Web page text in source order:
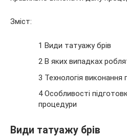
Зміст:
1 Види татуажу брів
2 В яких випадках
3 Технологія виконання
4 Особливості
процедури
Види татуажу брів